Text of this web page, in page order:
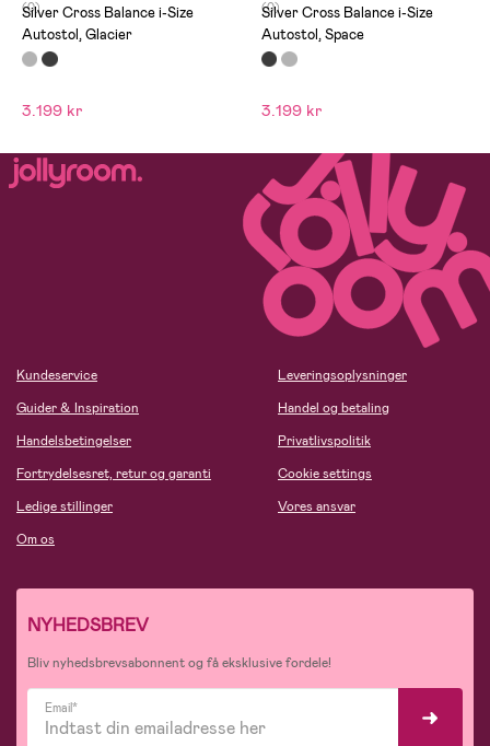
(0)
Silver Cross Balance i-Size
Autostol, Glacier
3.199 kr
(0)
Silver Cross Balance i-Size
Autostol, Space
3.199 kr
Kundeservice
Guider & Inspiration
Handelsbetingelser
Fortrydelsesret, retur og garanti
Ledige stillinger
Om os
Leveringsoplysninger
Handel og betaling
Privatlivspolitik
Cookie settings
Vores ansvar
NYHEDSBREV
Bliv nyhedsbrevsabonnent og få eksklusive fordele!
Email*